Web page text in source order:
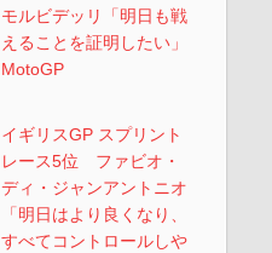
モルビデッリ「明日も戦
えることを証明したい」
MotoGP
イギリスGP スプリント
レース5位 ファビオ・
ディ・ジャンアントニオ
「明日はより良くなり、
すべてコントロールしや